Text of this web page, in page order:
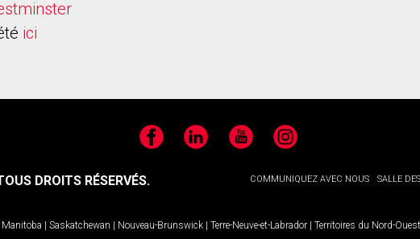
ici
FacebookLinkedIn YouTubeInstagram
COMMUNIQUEZ AVEC NOUS SALLE
DROITS RÉSERVÉS.
Manitoba | Saskatchewan | Nouveau-Brunswick | Terre-Neuve-et-Labrador | Territoires du Nord-Ouest